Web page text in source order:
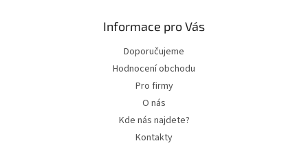
Informace pro Vás
Doporučujeme
Hodnocení obchodu
Pro firmy
O nás
Kde nás najdete?
Kontakty